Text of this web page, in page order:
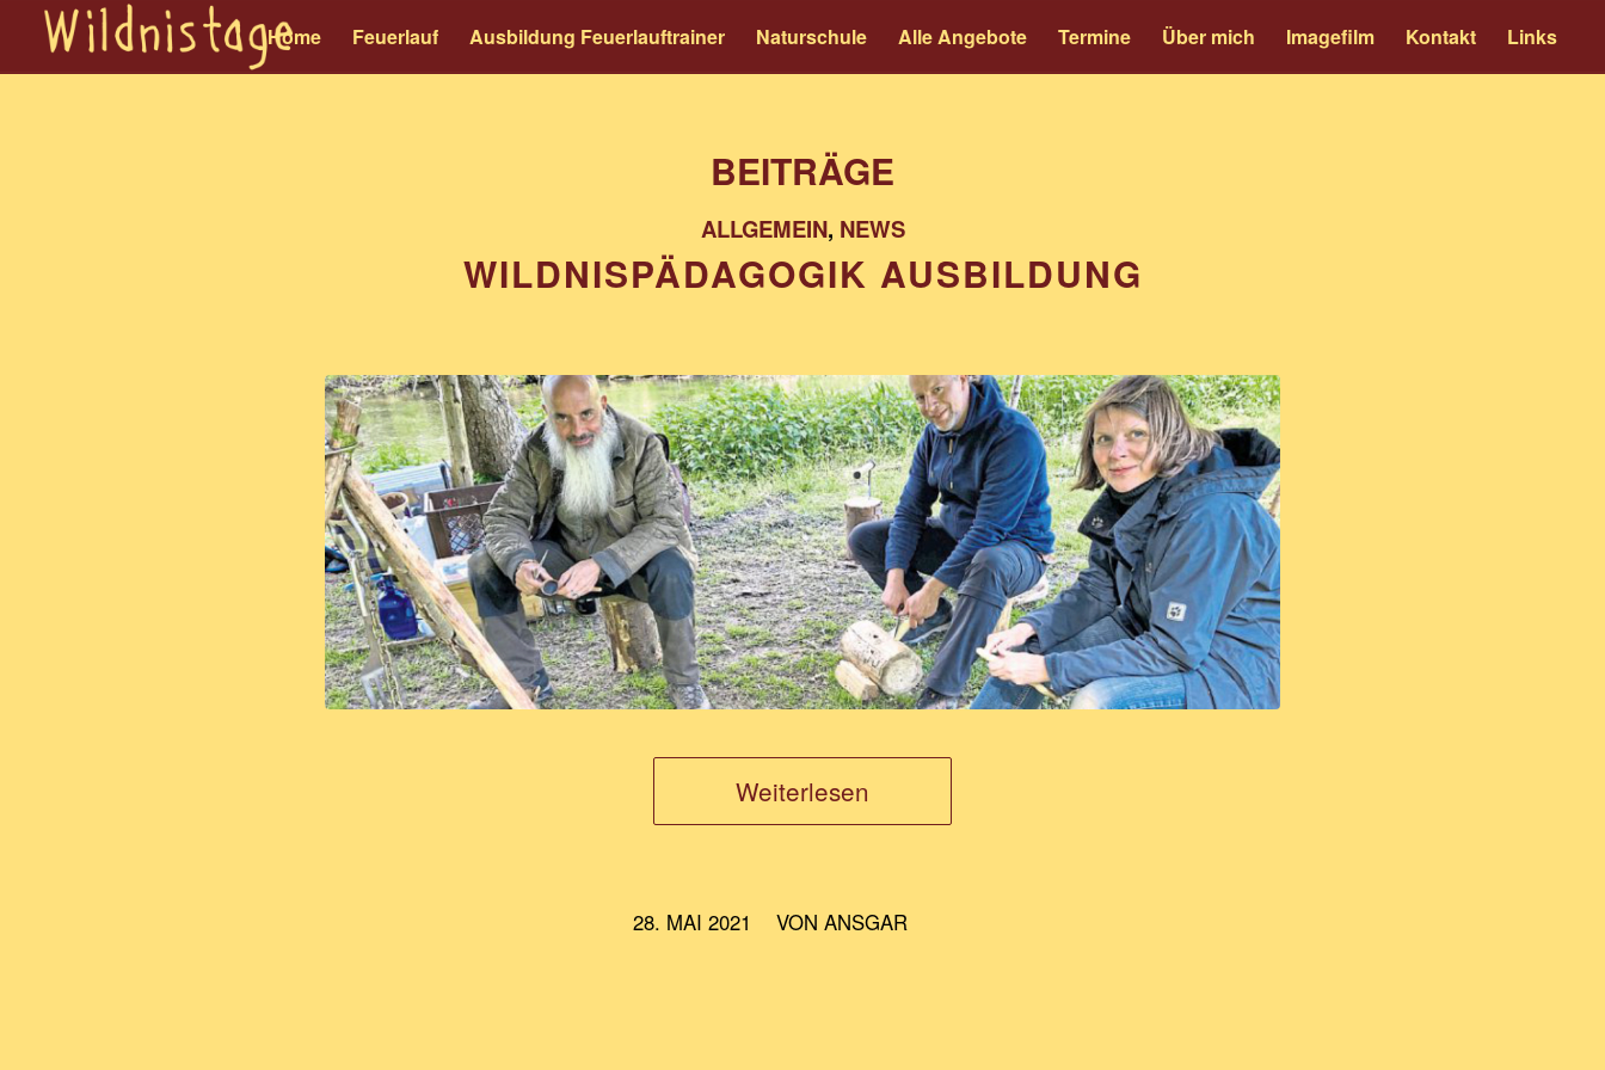
Home Feuerlauf Ausbildung Feuerlauftrainer Naturschule Alle Angebote Termine Über mich Imagefilm Kontakt Links
BEITRÄGE
ALLGEMEIN, NEWS
WILDNISPÄDAGOGIK AUSBILDUNG
Weiterlesen
28. MAI 2021
/ VON ANSGAR